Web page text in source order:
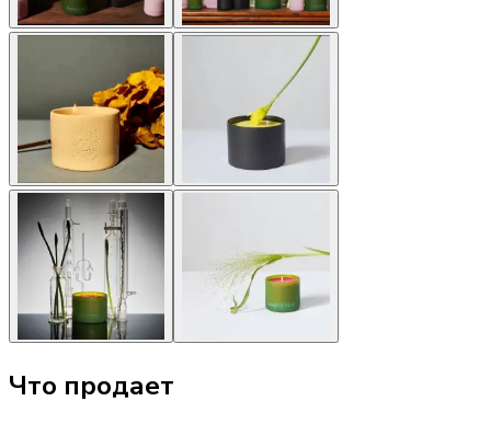
Что продает